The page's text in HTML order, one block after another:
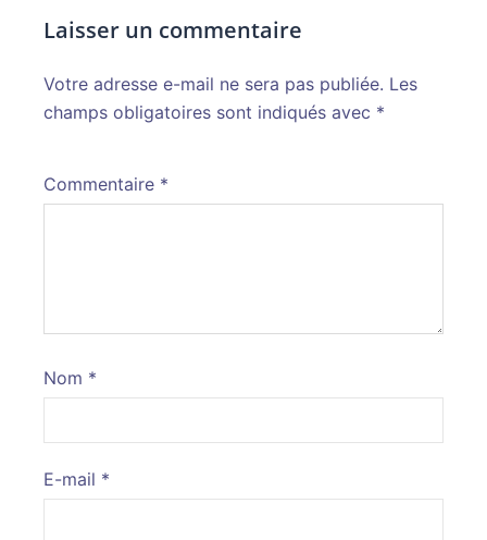
Laisser un commentaire
Votre adresse e-mail ne sera pas publiée. Les
champs obligatoires sont indiqués avec *
Commentaire *
Nom *
E-mail *
Alternative: